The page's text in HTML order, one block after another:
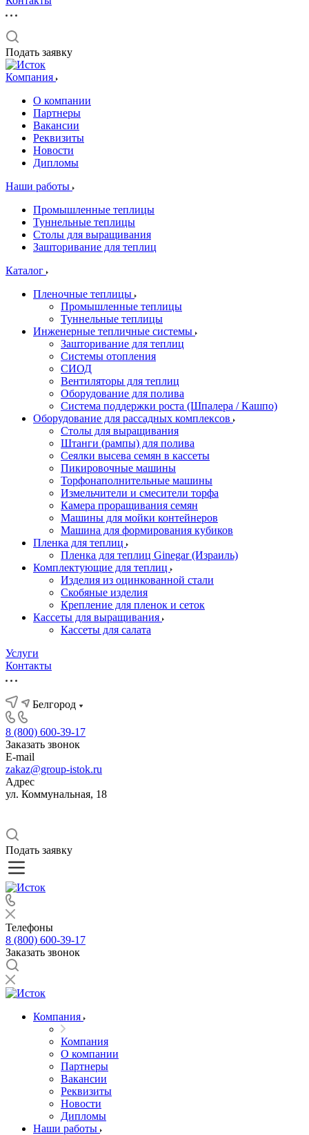
Подать заявку
Компания
О компании
Партнеры
Вакансии
Реквизиты
Новости
Дипломы
Наши работы
Промышленные теплицы
Туннельные теплицы
Столы для выращивания
Зашторивание для теплиц
Каталог
Пленочные теплицы
Промышленные теплицы
Туннельные теплицы
Инженерные тепличные системы
Зашторивание для теплиц
Системы отопления
СИОД
Вентиляторы для теплиц
Оборудование для полива
Система поддержки роста (Шпалера / Кашпо)
Оборудование для рассадных комплексов
Столы для выращивания
Штанги (рампы) для полива
Сеялки высева семян в кассеты
Пикировочные машины
Торфонаполнительные машины
Измельчители и смесители торфа
Камера проращивания семян
Машины для мойки контейнеров
Машина для формирования кубиков
Пленка для теплиц
Пленка для теплиц Ginegar (Израиль)
Комплектующие для теплиц
Изделия из оцинкованной стали
Скобяные изделия
Крепление для пленок и сеток
Кассеты для выращивания
Кассеты для салата
Услуги
Контакты
Белгород
8 (800) 600-39-17
Заказать звонок
E-mail
zakaz@group-istok.ru
Адрес
ул. Коммунальная, 18
Подать заявку
Телефоны
8 (800) 600-39-17
Заказать звонок
Компания
Компания
О компании
Партнеры
Вакансии
Реквизиты
Новости
Дипломы
Наши работы